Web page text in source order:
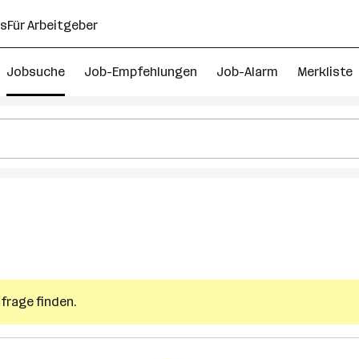
Für Arbeitgeber
Jobsuche Job-Empfehlungen Job-Alarm Merkliste
finden.